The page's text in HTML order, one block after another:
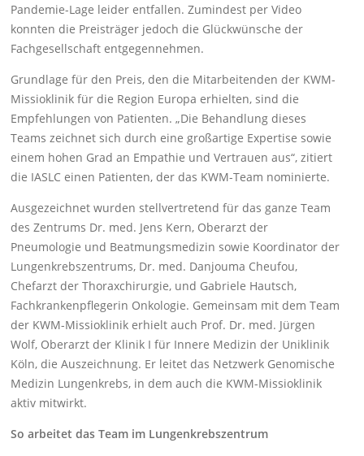
Pandemie-Lage leider entfallen. Zumindest per Video
konnten die Preisträger jedoch die Glückwünsche der
Fachgesellschaft entgegennehmen.
Grundlage für den Preis, den die Mitarbeitenden der KWM-
Missioklinik für die Region Europa erhielten, sind die
Empfehlungen von Patienten. „Die Behandlung dieses
Teams zeichnet sich durch eine großartige Expertise sowie
einem hohen Grad an Empathie und Vertrauen aus“, zitiert
die IASLC einen Patienten, der das KWM-Team nominierte.
Ausgezeichnet wurden stellvertretend für das ganze Team
des Zentrums Dr. med. Jens Kern, Oberarzt der
Pneumologie und Beatmungsmedizin sowie Koordinator der
Lungenkrebszentrums, Dr. med. Danjouma Cheufou,
Chefarzt der Thoraxchirurgie, und Gabriele Hautsch,
Fachkrankenpflegerin Onkologie. Gemeinsam mit dem Team
der KWM-Missioklinik erhielt auch Prof. Dr. med. Jürgen
Wolf, Oberarzt der Klinik I für Innere Medizin der Uniklinik
Köln, die Auszeichnung. Er leitet das Netzwerk Genomische
Medizin Lungenkrebs, in dem auch die KWM-Missioklinik
aktiv mitwirkt.
So arbeitet das Team im Lungenkrebszentrum